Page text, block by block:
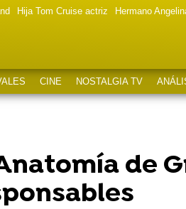
Hija Tom Cruise actriz Hermano
CINE NOSTALGIA TV
de